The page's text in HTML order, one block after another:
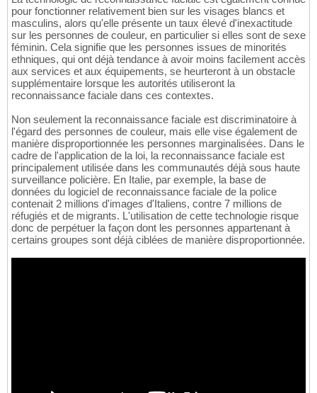
48
49
50
51
52
53
54
55
57
58
59
60
61
62
63
64
65
66
68
int main(int argc, char* argv[] )
{
if(argc != 2 )
{
        printf
("Usage: %s <image_file_name>
return -1;
}
//load an image and convert it to
	Mat image = imread
(argv[1]);
if(image.empty() )
{
		fprintf
(stderr, "Can not
return -1;
}
int * pResults = NULL;
//pBuffer is used in the detection
//If you call functions in multiple
    unsigned
char * pBuffer = (unsigned
pour fonctionner relativement bien sur les visages blancs et
masculins, alors qu'elle présente un taux élevé d'inexactitude
sur les personnes de couleur, en particulier si elles sont de sexe
féminin. Cela signifie que les personnes issues de minorités
ethniques, qui ont déjà tendance à avoir moins facilement accès
aux services et aux équipements, se heurteront à un obstacle
supplémentaire lorsque les autorités utiliseront la
reconnaissance faciale dans ces contextes.
Non seulement la reconnaissance faciale est discriminatoire à
l'égard des personnes de couleur, mais elle vise également de
manière disproportionnée les personnes marginalisées. Dans le
cadre de l'application de la loi, la reconnaissance faciale est
principalement utilisée dans les communautés déjà sous haute
surveillance policière. En Italie, par exemple, la base de
données du logiciel de reconnaissance faciale de la police
contenait 2 millions d'images d'Italiens, contre 7 millions de
réfugiés et de migrants. L'utilisation de cette technologie risque
donc de perpétuer la façon dont les personnes appartenant à
certains groupes sont déjà ciblées de manière disproportionnée.